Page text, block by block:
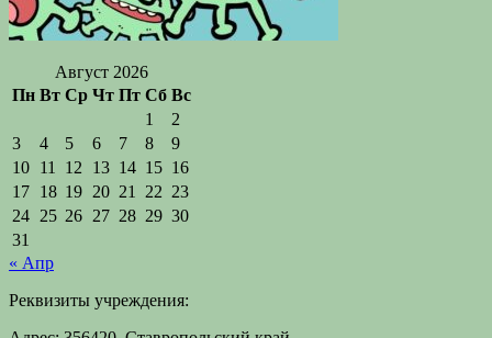
Август 2026
Пн Вт Ср Чт Пт Сб Вс
1
2
3
4 5 6 7 8
9
10 11 12 13 14 15 16
17 18 19 20 21 22 23
24 25 26 27 28 29 30
31
« Апр
Реквизиты учреждения: